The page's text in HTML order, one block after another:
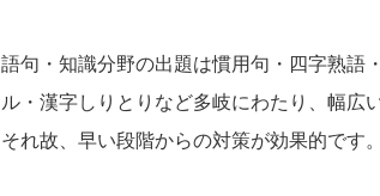
語句・知識分野の出題は慣用句・四字熟語
ル・漢字しりとりなど多岐にわたり、幅広
それ故、早い段階からの対策が効果的です。